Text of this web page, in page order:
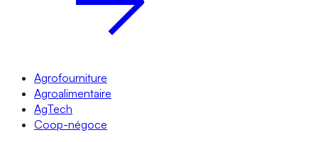
Agrofourniture
Agroalimentaire
AgTech
Coop-négoce